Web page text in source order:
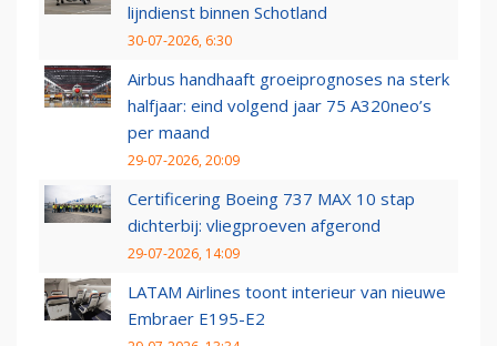
lijndienst binnen Schotland
30-07-2026, 6:30
Airbus handhaaft groeiprognoses na sterk
halfjaar: eind volgend jaar 75 A320neo’s
per maand
29-07-2026, 20:09
Certificering Boeing 737 MAX 10 stap
dichterbij: vliegproeven afgerond
29-07-2026, 14:09
LATAM Airlines toont interieur van nieuwe
Embraer E195-E2